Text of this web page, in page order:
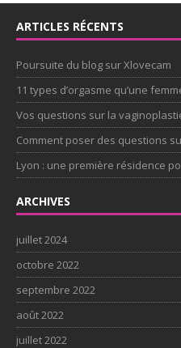
ARTICLES RÉCENTS
Poursuite du blog sur Xlovecam
11 types d’orgasme qu’une
Vos questions sur la
Comment poser des questions
Lyon : une première résidence
ARCHIVES
juillet 2024
octobre 2022
septembre 2022
août 2022
juillet 2022